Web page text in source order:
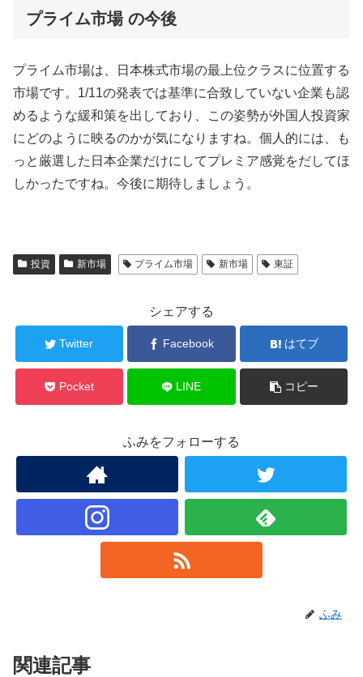
プライム市場 の今後
プライム市場は、日本株式市場の最上位クラスに位置する
市場です。1/11の発表では基準に合致していない企業も認
めるような緩和策を出しており、この姿勢が外国人投資家
にどのように映るのかが気になりますね。個人的には、も
っと厳選した日本企業だけにしてプレミア感覚をだしてほ
しかったですね。今後に期待しましょう。
投資 新市場 プライム市場 新市場 東証
シェアする
Twitter Facebook はてブ
Pocket LINE コピー
ふみをフォローする
ふみ
関連記事